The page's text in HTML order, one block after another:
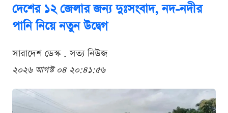
দেশের ১২ জেলার জন্য দুঃসংবাদ, নদ-নদীর
পানি নিয়ে নতুন উদ্বেগ
সারাদেশ ডেস্ক . সত্য নিউজ
২০২৬ আগস্ট ০৪ ২০:৪১:৫৬